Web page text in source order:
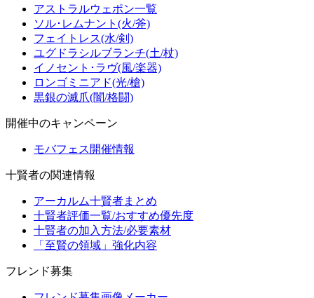
アストラルウェポン一覧
ソル･レムナント(火/斧)
フェイトレス(水/剣)
ユグドラシルブランチ(土/杖)
イノセント･ラヴ(風/楽器)
ロンゴミニアド(光/槍)
黒銀の滅爪(闇/格闘)
開催中のキャンペーン
モバフェス開催情報
十賢者の関連情報
アーカルム十賢者まとめ
十賢者評価一覧/おすすめ優先度
十賢者の加入方法/必要素材
「至賢の領域」強化内容
フレンド募集